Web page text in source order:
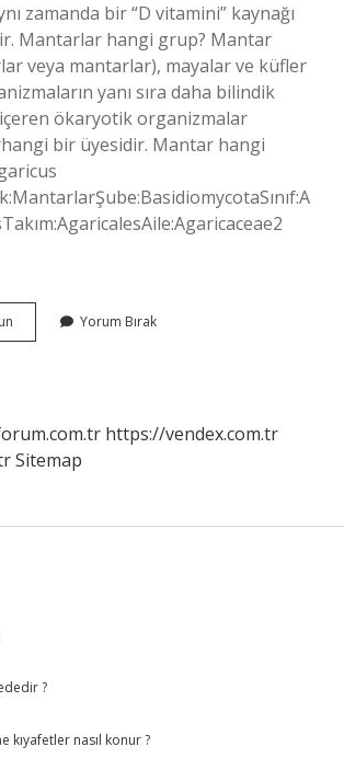
zamanda bir “D vitamini” kaynağı
Mantarlar hangi grup? Mantar
veya mantarlar), mayalar ve küfler
yanı sıra daha bilindik
ökaryotik organizmalar
bir üyesidir. Mantar hangi
Mantarın
Türü
Yorum Bırak
https://vendex.com.tr
Sitemap
?
kıyafetler nasıl konur ?